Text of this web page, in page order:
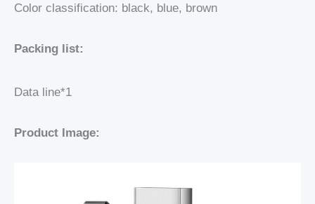
Color classification: black, blue, brown
Packing list:
Data line*1
Product Image: